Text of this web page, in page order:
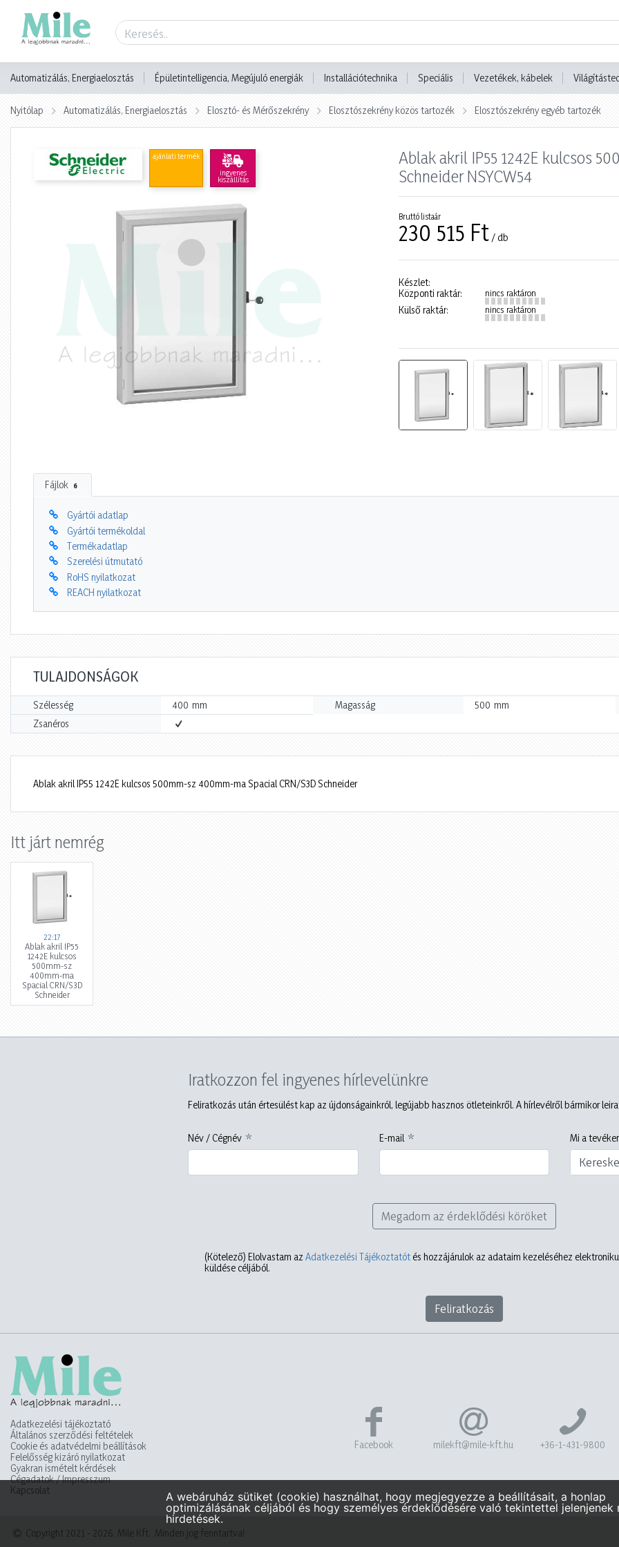
Automatizálás, Energiaelosztás Épületintelligencia, Megújuló energiák Installációtechnika Speciális Vezetékek, kábelek
Nyitólap Automatizálás, Energiaelosztás Elosztó- és Mérőszekrény Elosztószekrény közös tartozék Elosztószekrény egyéb tartozék
ajánlati termék
ingyenes
kiszállítás
Ablak akril IP55 1242E kulcsos
Schneider NSYCW54
Bruttó listaár
230 515 Ft / db
Készlet:
Központi raktár:
nincs raktáron
Külső raktár: nincs raktáron
Fájlok 6
Gyártói adatlap
Gyártói termékoldal
Termékadatlap
Szerelési útmutató
RoHS nyilatkozat
REACH nyilatkozat
TULAJDONSÁGOK
Szélesség 400 mm Magasság 500 mm
Zsanéros
Ablak akril IP55 1242E kulcsos 500mm-sz 400mm-ma Spacial CRN/S3D Schneider
Itt járt nemrég
22:17
Ablak akril IP55
1242E kulcsos
500mm-sz
400mm-ma
Spacial CRN/S3D
Schneider
Iratkozzon fel ingyenes hírlevelünkre
Feliratkozás után értesülést kap az újdonságainkról, legújabb hasznos ötleteinkről. A hírlevélről bármikor
Név / Cégnév E-mail Mi a
Megadom az érdeklődési köröket
(Kötelező) Elolvastam az Adatkezelési Tájékoztatót és hozzájárulok az adataim kezeléséhez
küldése céljából.
Feliratkozás
Adatkezelési tájékoztató
Általános szerződési feltételek
Cookie és adatvédelmi beállítások
Felelősség kizáró nyilatkozat
Gyakran ismételt kérdések
Cégadatok / Impresszum
Kapcsolat
Facebook milekft@mile-kft.hu +36-1-431-9800
Copyright 2021 - 2026. Mile Kft. Minden jog fenntartva!
Termék adatlap